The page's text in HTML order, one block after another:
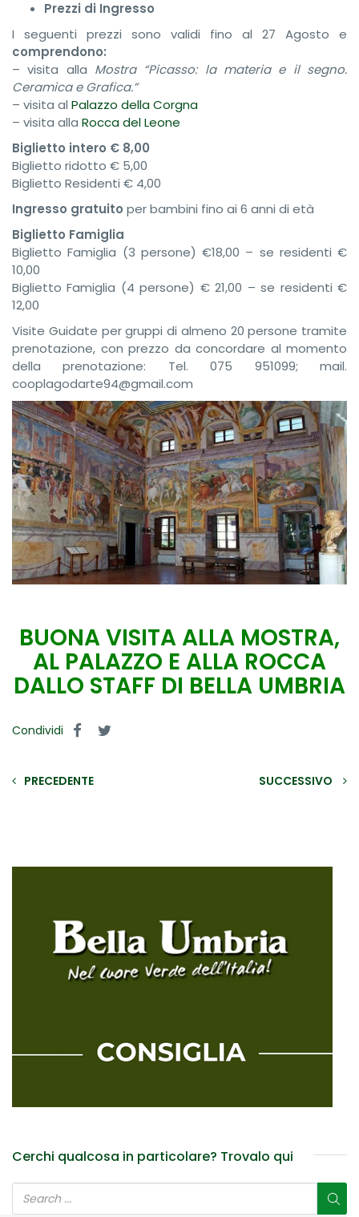
Prezzi di Ingresso
I seguenti prezzi sono validi fino al 27 Agosto e
comprendono:
– visita alla Mostra “Picasso: la materia e il segno.
Ceramica e Grafica.”
– visita al Palazzo della Corgna
– visita alla Rocca del Leone
Biglietto intero € 8,00
Biglietto ridotto € 5,00
Biglietto Residenti € 4,00
Ingresso gratuito per bambini fino ai 6 anni di età
Biglietto Famiglia
Biglietto Famiglia (3 persone) €18,00 – se residenti €
10,00
Biglietto Famiglia (4 persone) € 21,00 – se residenti €
12,00
Visite Guidate per gruppi di almeno 20 persone tramite
prenotazione, con prezzo da concordare al momento
della prenotazione: Tel. 075 951099; mail.
cooplagodarte94@gmail.com
BUONA VISITA ALLA MOSTRA,
AL PALAZZO E ALLA ROCCA
DALLO STAFF DI BELLA UMBRIA
Condividi
PRECEDENTE SUCCESSIVO
Cerchi qualcosa in particolare? Trovalo qui